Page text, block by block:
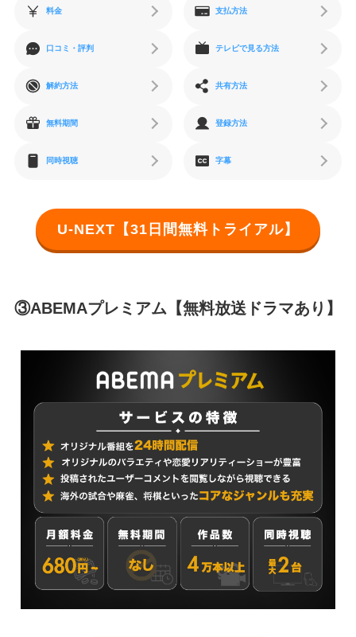
料金 支払方法
口コミ・評判 テレビで見る方法
解約方法 共有方法
無料期間 登録方法
同時視聴 字幕
U-NEXT【31日間無料トライアル】
③ABEMAプレミアム【無料放送ドラマあり】